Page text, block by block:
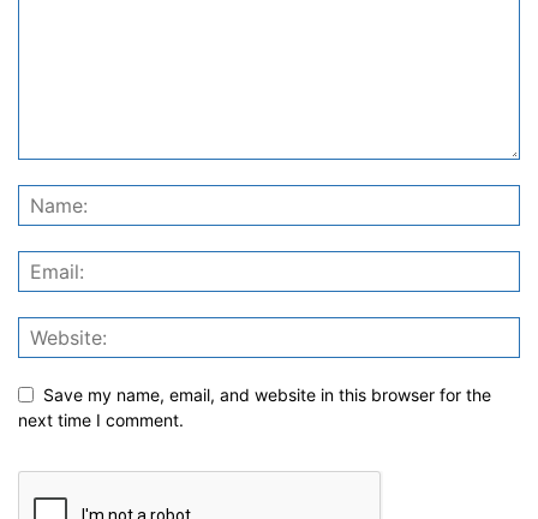
Save my name, email, and website in this browser for the
next time I comment.